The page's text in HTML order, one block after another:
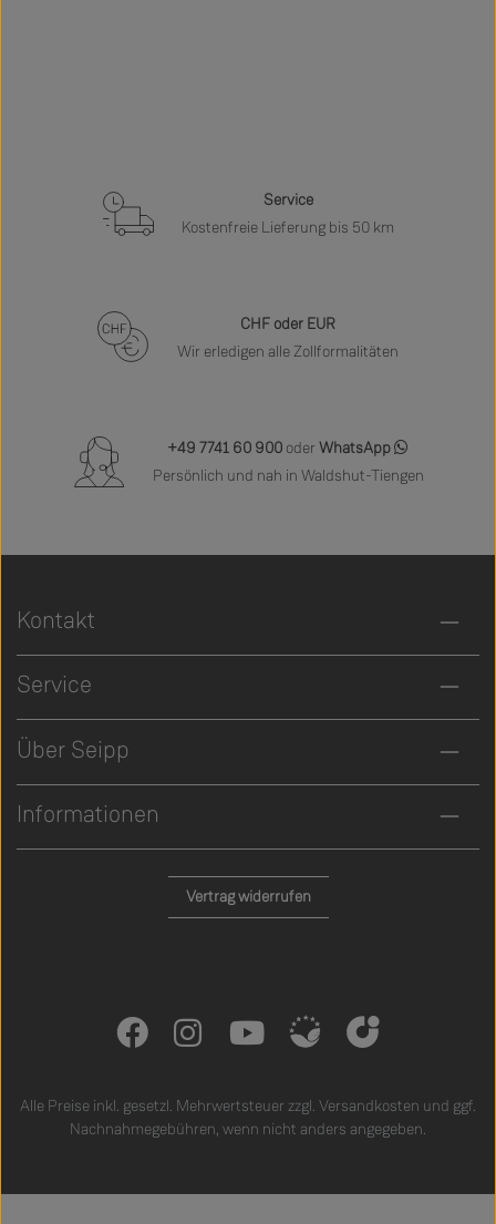
Service
Kostenfreie Lieferung bis 50 km
CHF oder EUR
Wir erledigen alle Zollformalitäten
+49 7741 60 900 oder WhatsApp
Persönlich und nah in Waldshut-Tiengen
Kontakt
Service
Über Seipp
Informationen
Vertrag widerrufen
Alle Preise inkl. gesetzl. Mehrwertsteuer zzgl. Versandkosten und ggf.
Nachnahmegebühren, wenn nicht anders angegeben.